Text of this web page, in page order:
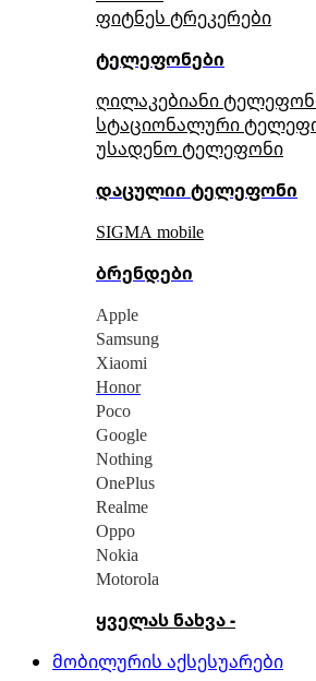
ფიტნეს ტრეკერები
ტელეფონები
ღილაკებიანი
სტაციონალური
უსადენო ტელეფონი
დაცულიი ტელეფონი
SIGMA mobile
ბრენდები
Apple
Samsung
Xiaomi
Honor
Poco
Google
Nothing
OnePlus
Realme
Oppo
Nokia
Motorola
ყველას ნახვა -
მობილურის აქსესუარები